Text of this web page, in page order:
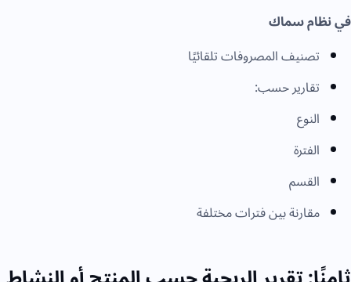
في نظام سماك
تصنيف المصروفات تلقائيًا
تقارير حسب:
النوع
الفترة
القسم
مقارنة بين فترات مختلفة